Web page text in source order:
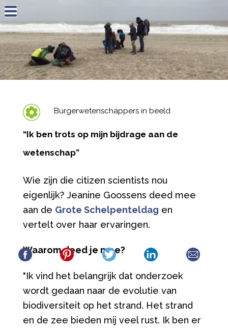
Burgerwetenschappers in beeld
“Ik ben trots op mijn bijdrage aan de
wetenschap”
Wie zijn die citizen scientists nou
eigenlijk? Jeanine Goossens deed mee
aan de Grote Schelpenteldag en
vertelt over haar ervaringen.
Waarom deed je mee?
"Ik vind het belangrijk dat onderzoek
wordt gedaan naar de evolutie van
biodiversiteit op het strand. Het strand
en de zee bieden mij veel rust. Ik ben er